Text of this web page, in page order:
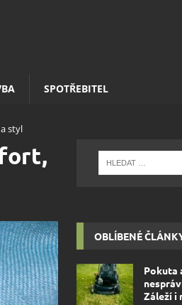
SPOTŘEBITEL
styl
OBLÍBENÉ
Pokuta
Záleží i